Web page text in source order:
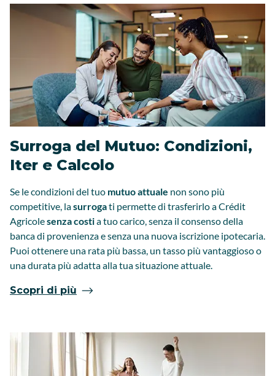
Surroga del Mutuo: Condizioni,
Iter e Calcolo
Se le condizioni del tuo mutuo attuale non sono più
competitive, lasurrogati permette di trasferirlo a Crédit
Agricolesenza costia tuo carico, senza il consenso della
banca di provenienza e senza una nuova iscrizione ipotecaria.
Puoi ottenere una rata più bassa, un tasso più vantaggioso o
una durata più adatta alla tua situazione attuale.
Scopri di più